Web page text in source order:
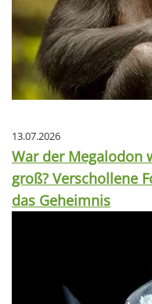
13.07.2026
War der Megalodon
groß? Verschollene
das Geheimnis